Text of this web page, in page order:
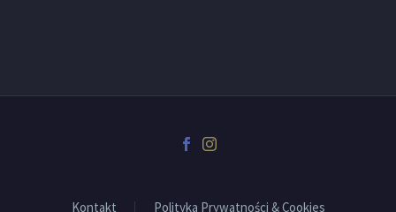
Kontakt Polityka Prywatności & Cookies